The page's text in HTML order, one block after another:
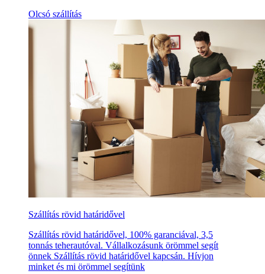
Olcsó szállítás
Szállítás rövid határidővel
Szállítás rövid határidővel, 100% garanciával, 3,5
tonnás teherautóval. Vállalkozásunk örömmel segít
önnek Szállítás rövid határidővel kapcsán. Hívjon
minket és mi örömmel segítünk